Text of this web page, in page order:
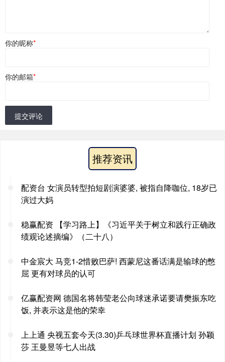
你的昵称*
你的邮箱*
提交评论
推荐资讯
配资台 女演员转型拍短剧演婆婆, 被指自降咖位, 18岁已
演过大妈
稳赢配资 【学习路上】《习近平关于树立和践行正确政
绩观论述摘编》（二十八）
中金宸大 马竞1-2惜败巴萨! 西蒙尼这番话满是输球的憋
屈 更有对球员的认可
亿赢配资网 德国名将韩莹老公向球迷承诺要请樊振东吃
饭, 并表示这是他的荣幸
上上通 央视五套今天(3.30)乒乓球世界杯直播计划 孙颖
莎 王曼昱等七人出战